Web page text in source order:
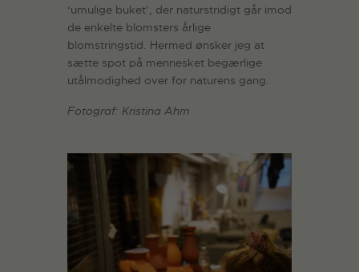
‘umulige buket’, der naturstridigt går imod
de enkelte blomsters årlige
blomstringstid. Hermed ønsker jeg at
sætte spot på mennesket begærlige
utålmodighed over for naturens gang.
Fotograf: Kristina Ahm